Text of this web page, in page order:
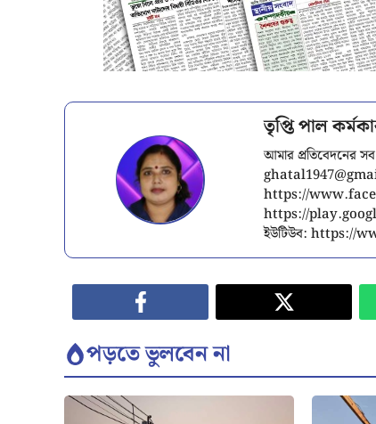
তৃপ্তি পাল
আমার প্রতিবেদনের
https://
https://
ইউটিউব: https://
পড়তে ভুলবেন না